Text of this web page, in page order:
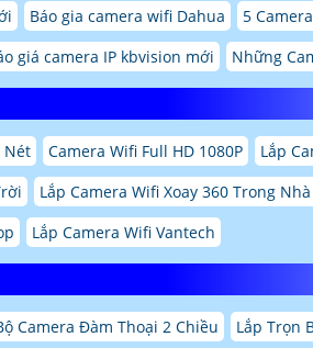
Báo gia camera wifi Dahua
5
giá camera IP kbvision mới Những
Nét Camera Wifi Full HD 1080P
Lắp
Lắp Camera Wifi Xoay 360 Trong
Lắp Camera Wifi Vantech
Camera Đàm Thoại 2 Chiều
Lắp Trọn